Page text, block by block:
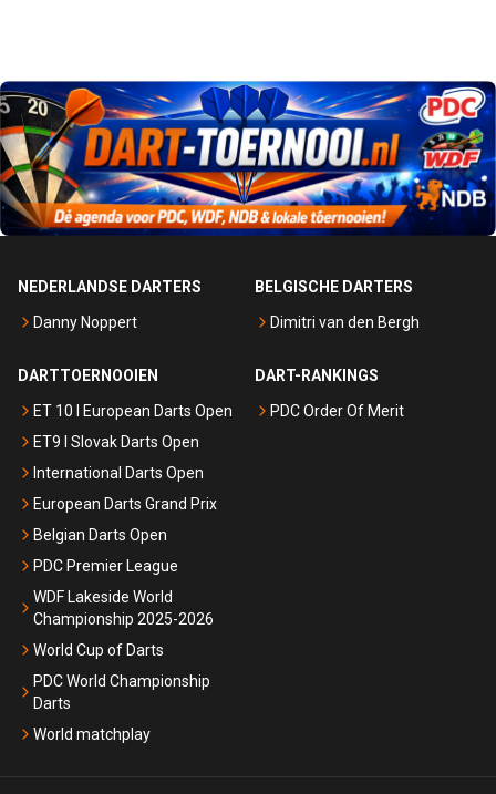
NEDERLANDSE DARTERS
Danny Noppert
BELGISCHE DARTERS
Dimitri van den Bergh
DARTTOERNOOIEN
ET 10 I European Darts Open
ET9 I Slovak Darts Open
International Darts Open
European Darts Grand Prix
Belgian Darts Open
PDC Premier League
WDF Lakeside World
Championship 2025-2026
World Cup of Darts
PDC World Championship
Darts
World matchplay
DART-RANKINGS
PDC Order Of Merit